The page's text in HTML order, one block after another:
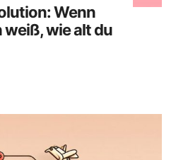
Wenn
wie alt du